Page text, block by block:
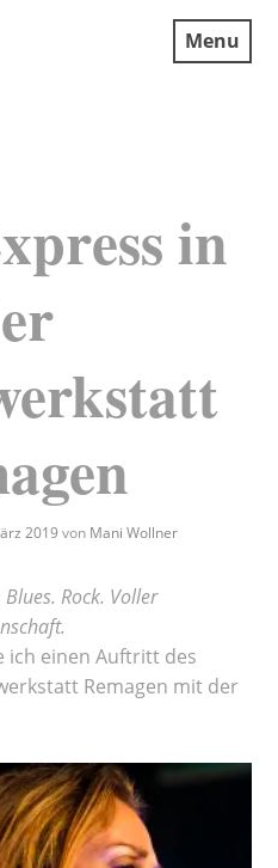
Menu
in
2019 von Mani Wollner
Rock. Voller
ich einen Auftritt des
Remagen mit der